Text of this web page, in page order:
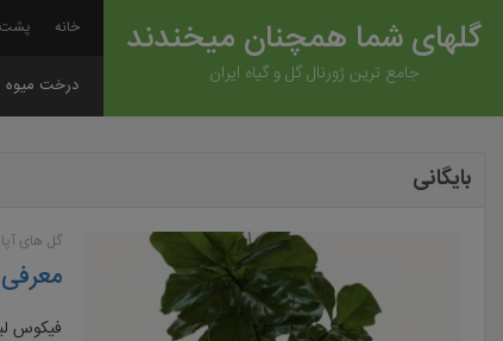
گلهای شما همچنان میخندند
جامع ترین ژورنال گل و گیاه ایران
خانه پشت
درخت میوه
بایگانی
گل های
فیکوس